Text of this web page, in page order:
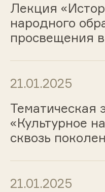
Лекция
народного
просвещения
21.01.2025
Тематическая
«Культурное
сквозь
21.01.2025